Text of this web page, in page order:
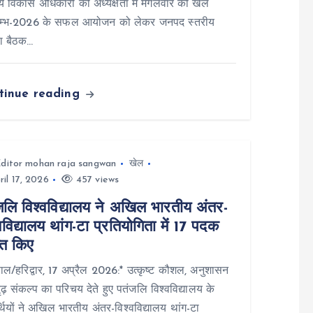
विकास अधिकारी की अध्यक्षता में मंगलवार को खेल
2026 के सफल आयोजन को लेकर जनपद स्तरीय
बैठक…
reading
mohan raja sangwan
खेल
17, 2026
457 views
विश्वविद्यालय ने अखिल भारतीय अंतर-
थांग-टा प्रतियोगिता में 17 पदक
किए
हरिद्वार, 17 अप्रैल 2026:* उत्कृष्ट कौशल, अनुशासन
संकल्प का परिचय देते हुए पतंजलि विश्वविद्यालय के
ने अखिल भारतीय अंतर-विश्वविद्यालय थांग-टा